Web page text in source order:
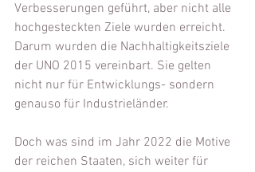
Verbesserungen geführt, aber nicht alle
hochgesteckten Ziele wurden erreicht.
Darum wurden die Nachhaltigkeitsziele
der UNO 2015 vereinbart. Sie gelten
nicht nur für Entwicklungs- sondern
genauso für Industrieländer.
Doch was sind im Jahr 2022 die Motive
der reichen Staaten, sich weiter für